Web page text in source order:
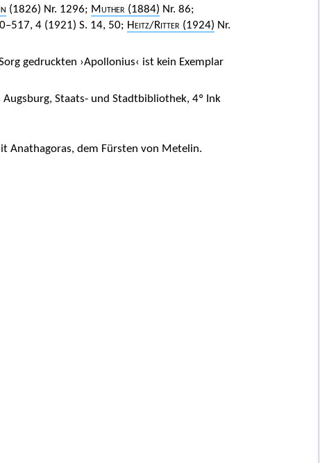
(1826) Nr. 1296; Muther (1884) Nr. 86;
4 (1921) S. 14, 50; Heitz/Ritter (1924) Nr.
gedruckten ›Apollonius‹ ist kein Exemplar
Augsburg, Staats- und Stadtbibliothek, 4º Ink
Anathagoras, dem Fürsten von Metelin.